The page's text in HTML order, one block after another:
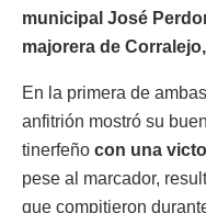
municipal José
majorera de
En la primera de
anfitrión mostró su
tinerfeño con una
pese al marcador,
que compitieron